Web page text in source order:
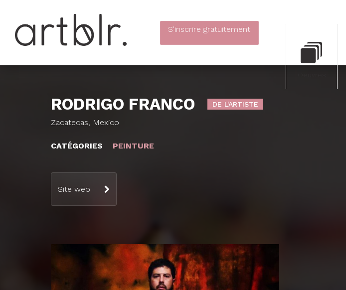
S'inscrire gratuitement
RODRIGO FRANCO DE L'ARTISTE
Zacatecas, Mexico
CATÉGORIES PEINTURE
Site web